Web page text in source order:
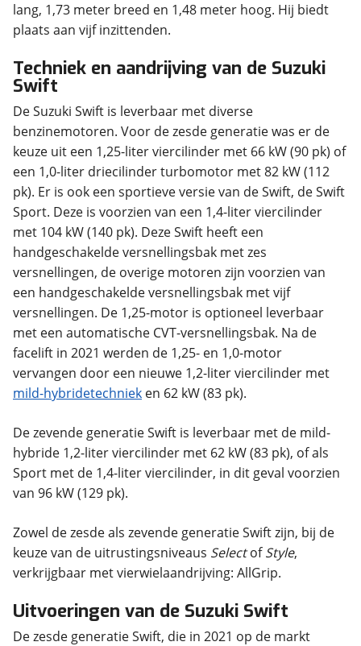
lang, 1,73 meter breed en 1,48 meter hoog. Hij biedt
plaats aan vijf inzittenden.
Techniek en aandrijving van de Suzuki
Swift
De Suzuki Swift is leverbaar met diverse
benzinemotoren. Voor de zesde generatie was er de
keuze uit een 1,25-liter viercilinder met 66 kW (90 pk) of
een 1,0-liter driecilinder turbomotor met 82 kW (112
pk). Er is ook een sportieve versie van de Swift, de Swift
Sport. Deze is voorzien van een 1,4-liter viercilinder
met 104 kW (140 pk). Deze Swift heeft een
handgeschakelde versnellingsbak met zes
versnellingen, de overige motoren zijn voorzien van
een handgeschakelde versnellingsbak met vijf
versnellingen. De 1,25-motor is optioneel leverbaar
met een automatische CVT-versnellingsbak. Na de
facelift in 2021 werden de 1,25- en 1,0-motor
vervangen door een nieuwe 1,2-liter viercilinder met
mild-hybridetechniek en 62 kW (83 pk).
De zevende generatie Swift is leverbaar met de mild-
hybride 1,2-liter viercilinder met 62 kW (83 pk), of als
Sport met de 1,4-liter viercilinder, in dit geval voorzien
van 96 kW (129 pk).
Zowel de zesde als zevende generatie Swift zijn, bij de
keuze van de uitrustingsniveaus SelectofStyle,
verkrijgbaar met vierwielaandrijving: AllGrip.
Uitvoeringen van de Suzuki Swift
De zesde generatie Swift, die in 2021 op de markt